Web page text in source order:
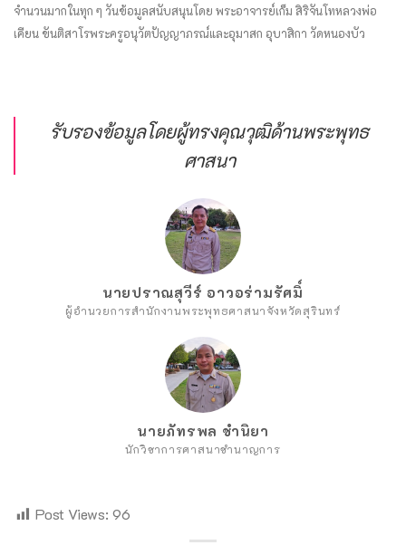
จำนวนมากในทุก ๆ วันข้อมูลสนับสนุนโดย พระอาจารย์เก็ม สิริจันโทหลวงพ่อ
เคียน ขันติสาโรพระครูอนุวัตปัญญาภรณ์และอุมาสก อุบาสิกา วัดหนองบัว
รับรองข้อมูลโดยผู้ทรงคุณวุฒิด้านพระพุทธ
ศาสนา
นายปราณสุวีร์ อาวอร่ามรัศมิ์
ผู้อำนวยการสำนักงานพระพุทธศาสนาจังหวัดสุรินทร์
นายภัทรพล ชำนิยา
นักวิชาการศาสนาชำนาญการ
Post Views: 96